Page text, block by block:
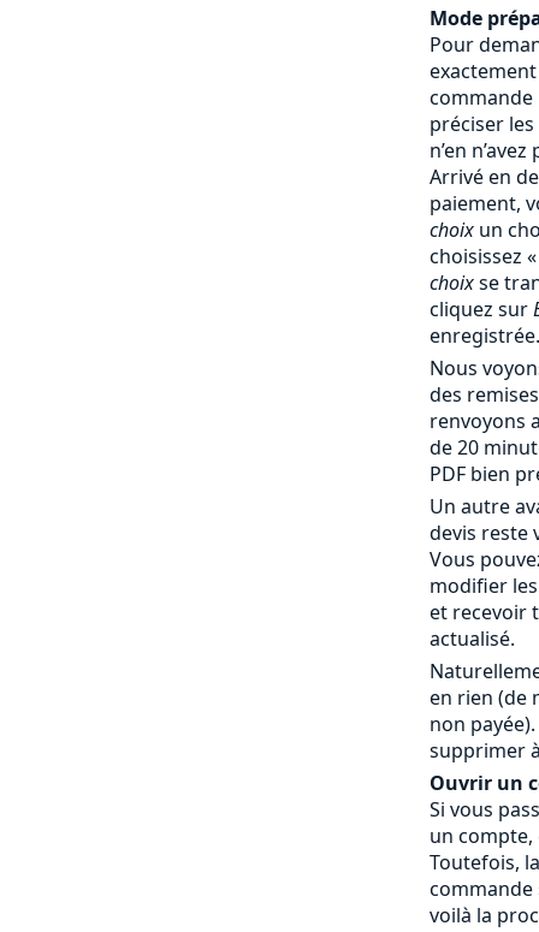
Mode
Pour
commande
préciser
n’en
Arrivé en
paiement,
choix un
choisissez
choixse
cliquez sur
enregistrée.
Nous
des
renvoyons
de 20
PDF bien
Un autre
devis reste
Vous
modifier
et recevoir
actualisé.
en rien (de
non
supprimer
Ouvrir un
Si vous
un compte,
Toutefois,
commande
voilà la